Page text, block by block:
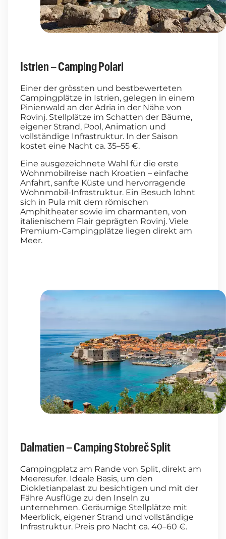
Istrien – Camping Polari
Einer der grössten und bestbewerteten
Campingplätze in Istrien, gelegen in einem
Pinienwald an der Adria in der Nähe von
Rovinj. Stellplätze im Schatten der Bäume,
eigener Strand, Pool, Animation und
vollständige Infrastruktur. In der Saison
kostet eine Nacht ca. 35–55 €.
Eine ausgezeichnete Wahl für die erste
Wohnmobilreise nach Kroatien – einfache
Anfahrt, sanfte Küste und hervorragende
Wohnmobil-Infrastruktur. Ein Besuch lohnt
sich in Pula mit dem römischen
Amphitheater sowie im charmanten, von
italienischem Flair geprägten Rovinj. Viele
Premium-Campingplätze liegen direkt am
Meer.
Dalmatien – Camping Stobreč Split
Campingplatz am Rande von Split, direkt am
Meeresufer. Ideale Basis, um den
Diokletianpalast zu besichtigen und mit der
Fähre Ausflüge zu den Inseln zu
unternehmen. Geräumige Stellplätze mit
Meerblick, eigener Strand und vollständige
Infrastruktur. Preis pro Nacht ca. 40–60 €.